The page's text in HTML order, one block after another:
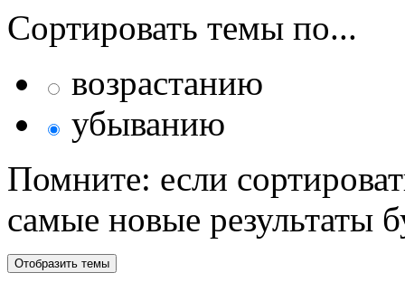
Сортировать темы по...
возрастанию
убыванию
Помните: если
самые новые результаты